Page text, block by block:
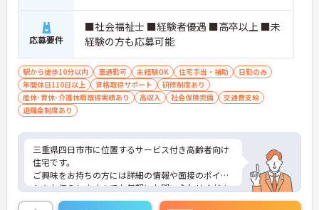
応募要件
■社会福祉士 ■経験者優遇 ■高卒以上 ■未
経験の方も応募可能
駅から徒歩10分以内 車通勤可 未経験OK 住宅手当・補助
日勤のみ
年間休日110日以上
資格取得サポート
研修制度あり
産休･育休･介護休暇取得実績あり
高収入 社会保険完備
交通費支給
退職金制度あり
三重県四日市市に位置するサービス付き高齢者向け
住宅です。
ご興味をお持ちの方には詳細の情報や面接のポイン
トをお伝えしますのでお気軽にお問い合わせくださ
いませ。